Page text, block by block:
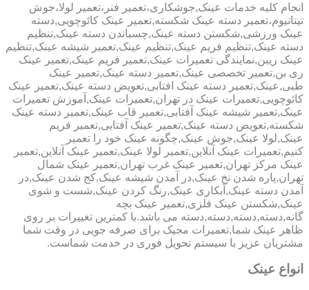
انجام کلیه خدمات عینک,جوشکاری،تعمیر فنر،تعمیر لولا،جوش
تیتانیوم،تعمیر دسته عینک شکسته,تعمیر عینک کائوچویی,دسته
عینک ورزشی,شکستن دسته عینک,چسباندن دسته عینک,تنظیم
دسته عینک,تنظیم فریم عینک,تنظیم عینک,تعمیر شیشه عینک,تنظیم
عینک ریبن,نمایندگی تعمیرات عینک,تعمیر فریم عینک,تعمیر عینک
ری بن,تعمیر تخصصی عینک,تعمیر دسته عینک,تعمیر عینک
طبی,عینک,تعمیر دسته عینک افتابی,تعویض دسته عینک,تعمیر عینک
کائوچویی,تعمیرات عینک در تهران,تعمیرات عینک,آموزش تعمیرات
عینک,تعمیر شیشه عینک آفتابی,تعمیر قاب عینک,تعمیر دسته عینک
شکسته,تعویض دسته عینک,تعمیر عینک آفتابی,تعمیر فریم
عینک,لولا عینک,جوش عینک,چگونه عینک خود را تعمیر
کنیم,تعمیرات عینک آنلاین,تعمیر لولا عینک,تعمیر عینک آنلاین,تعمیر
عینک مرکز تهران,تعمیر عینک غرب تهران,تعمیر عینک شمال
تهران,پاره شدن نخ عینک,در آمدن شیشه عینک,کج شدن عینک,در
آمدن دسته عینک,آبکاری عینک,رنگ کردن عینک,شست و شوی
عینک,شکستن عینک فلزی,تعمیر عینک بچه
گانه,دسته,دسته,دسته,دسته می باشد.با کمترین تغییرات بر روی
ظاهر عینک شما,تعمیرات مجیک برای صرفه جویی در وقت شما
مشتریان عزیز با سیستم تحویل فوری در خدمت شماست.
انواع عینک